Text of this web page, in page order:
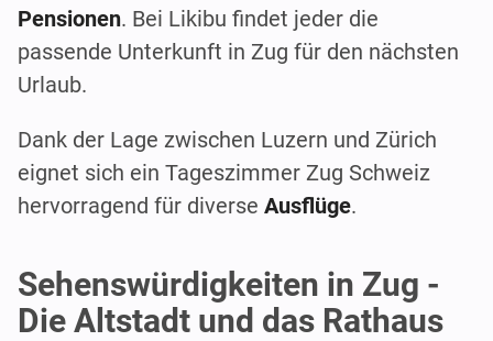
Pensionen. Bei Likibu findet jeder die
passende Unterkunft in Zug für den nächsten
Urlaub.
Dank der Lage zwischen Luzern und Zürich
eignet sich ein Tageszimmer Zug Schweiz
hervorragend für diverse Ausflüge.
Sehenswürdigkeiten in Zug -
Die Altstadt und das Rathaus